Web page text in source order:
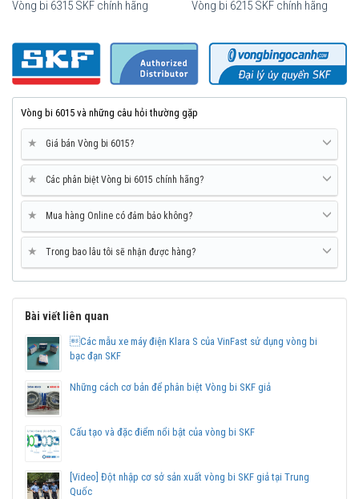
Vòng bi SKF 6015-2Z/C3
Vòng bi SKF 6015-2Z/C3 có sẵn mỡ bôi trơn bên trong và sử dụng
2 nắp chắn mỡ bằng sắt (2Z), với khe hở theo tiêu chuẩn C3.
Mua vòng bi bạc đạn SKF 6015 chính hãng ở đâu uy
Vòng bi Ngọc Anh là đại lý ủy quyền SKF tại Việt Nam.
Chuyên phân phối các sản phẩm SKF chính hãng, giá cạnh
tranh, Giao hàng toàn quốc.
Liên hệ với
Vòng bi 6315 SKF chính hãng Vòng bi 6215 SKF chính hãng
Vòng bi 6015 và những câu hỏi thường gặp
★ Giá bán Vòng bi 6015?
★ Các phân biệt Vòng bi 6015 chính hãng?
★ Mua hàng Online có đảm bảo không?
★ Trong bao lâu tôi sẽ nhận được hàng?
Bài viết liên quan
Các mẫu xe máy điện Klara S của VinFast sử dụng vòng bi
bạc đạn SKF
Những cách cơ bản để phân biệt Vòng bi SKF giả
Cấu tạo và đặc điểm nổi bật của vòng bi SKF
[Video] Đột nhập cơ sở sản xuất vòng bi SKF giả tại Trung
Quốc